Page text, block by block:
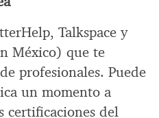
Talkspace y
México) que te
profesionales. Puede
un momento a
certificaciones del